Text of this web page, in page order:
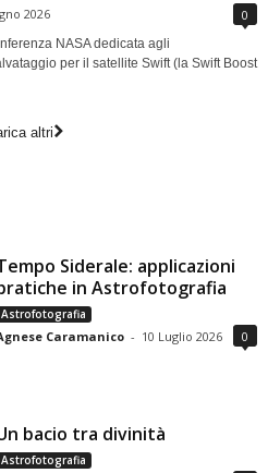
2026 0
NASA dedicata agli
per il satellite Swift (la Swift Boost
altri
Siderale: applicazioni
in Astrofotografia
Astrofotografia
Caramanico - 10 Luglio 2026 0
bacio tra divinità
Astrofotografia